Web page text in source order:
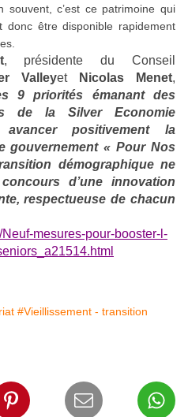
souvent, c’est ce patrimoine qui
être disponible rapidement
, présidente du Conseil
Valleyet Nicolas Menet,
9 priorités émanant des
de la Silver Economie
positivement la
gouvernement « Pour Nos
démographique ne
d’une innovation
respectueuse de chacun
mesures-pour-booster-l-
#Vieillissement - transition